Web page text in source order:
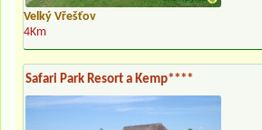
Velký Vřešťov
4Km
Safari Park Resort a Kemp****